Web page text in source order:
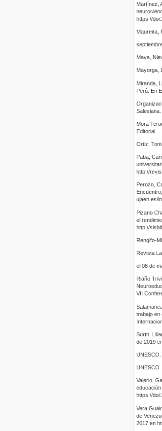
Martínez,
https://
Maureira,
Maya,
Mayorga,
Miranda,
Perú. En
Salesiana.
Mora
Editorial.
Ortiz,
Paba,
http://
Perozo,
ujaen.es/
Pizano
el
http://
Rengifo-
Revista
el 08 de
Riaño
VII
trabajo en
Surth,
de 2019
UNESCO.
UNESCO.
Valerio,
https://
Vera
de
2017 en